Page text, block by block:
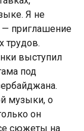
Я не
приглашение
трудов.
выступил
под
музыки, о
он
сюжеты на